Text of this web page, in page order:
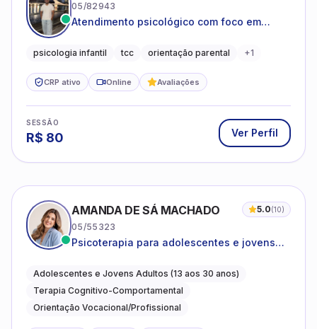
05/82943
Atendimento psicológico com foco em
promovendo equilíbrio emocional e
psicologia infantil tcc orientação parental +1
CRP ativo Online Avaliações
SESSÃO
R$ 80 Ver Perfil
AMANDA DE SÁ MACHADO 5.0(10)
05/55323
Psicoterapia para adolescentes e jovens
autoestima, relações e orientação
profissional
Adolescentes e Jovens Adultos (13 aos 30 anos)
Terapia Cognitivo-Comportamental
Orientação Vocacional/Profissional